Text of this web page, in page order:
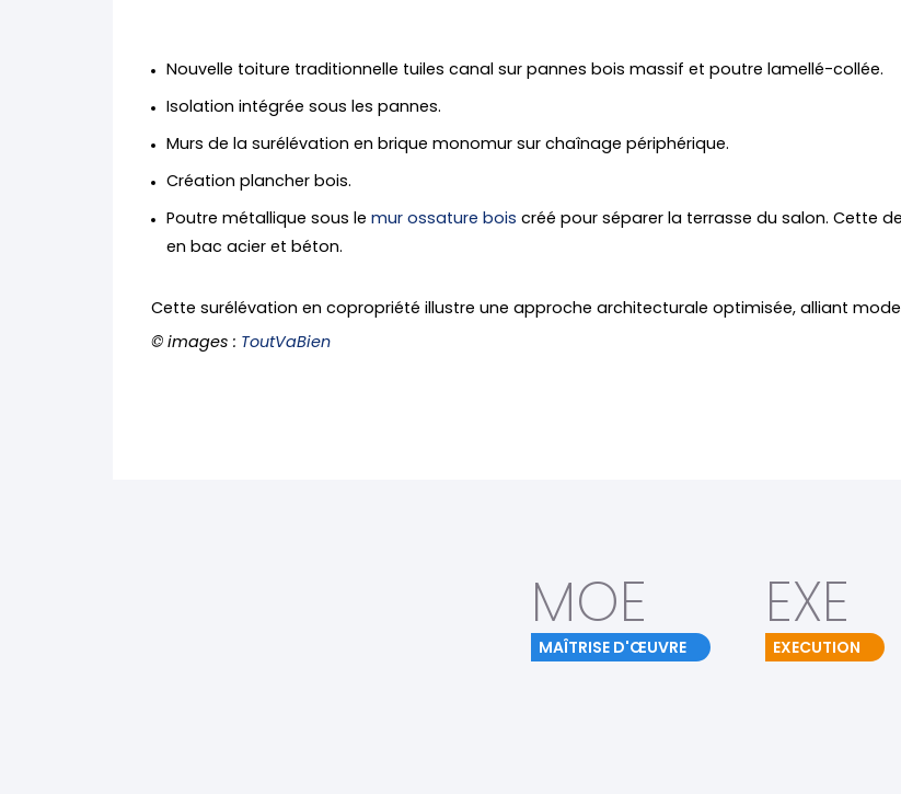
Nouvelle toiture traditionnelle tuiles canal sur pannes bois massif et poutre lamellé-collée.
Isolation intégrée sous les pannes.
Murs de la surélévation en brique monomur sur chaînage périphérique.
Création plancher bois.
Poutre métallique sous le mur ossature bois créé pour séparer la terrasse du salon. Cette
en bac acier et béton.
Cette surélévation en copropriété illustre une approche architecturale optimisée, alliant
© images : ToutVaBien
MOE
MAÎTRISE D'ŒUVRE
EXE
EXECUTION